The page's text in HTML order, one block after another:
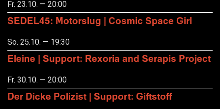
Fr. 23.10. — 20:00
SEDEL45: Motorslug | Cosmic Space Girl
So. 25.10. — 19:30
Eleine | Support: Rexoria and Serapis Project
Fr. 30.10. — 20:00
Der Dicke Polizist | Support: Giftstoff